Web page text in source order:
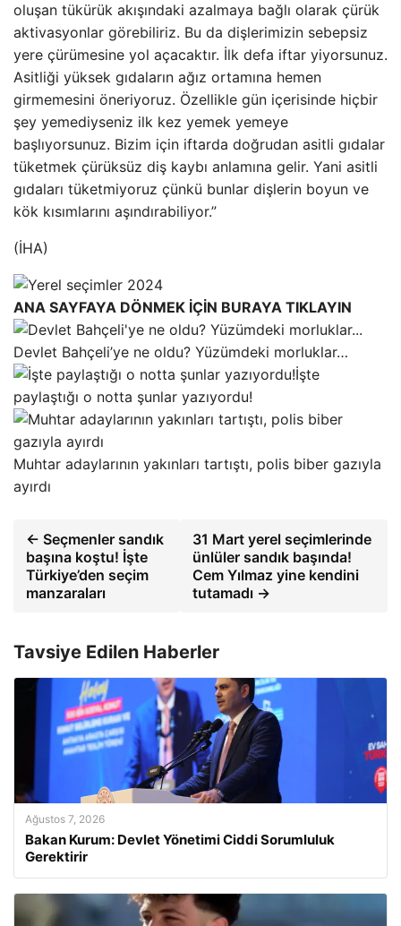
oluşan tükürük akışındaki azalmaya bağlı olarak çürük
aktivasyonlar görebiliriz. Bu da dişlerimizin sebepsiz
yere çürümesine yol açacaktır. İlk defa iftar yiyorsunuz.
Asitliği yüksek gıdaların ağız ortamına hemen
girmemesini öneriyoruz. Özellikle gün içerisinde hiçbir
şey yemediyseniz ilk kez yemek yemeye
başlıyorsunuz. Bizim için iftarda doğrudan asitli gıdalar
tüketmek çürüksüz diş kaybı anlamına gelir. Yani asitli
gıdaları tüketmiyoruz çünkü bunlar dişlerin boyun ve
kök kısımlarını aşındırabiliyor.”
(İHA)
ANA SAYFAYA DÖNMEK İÇİN BURAYA TIKLAYIN
Devlet Bahçeli’ye ne oldu? Yüzümdeki morluklar…
İşte
paylaştığı o notta şunlar yazıyordu!
Muhtar adaylarının yakınları tartıştı, polis biber gazıyla
ayırdı
← Seçmenler sandık
başına koştu! İşte
Türkiye’den seçim
manzaraları
31 Mart yerel seçimlerinde
ünlüler sandık başında!
Cem Yılmaz yine kendini
tutamadı →
Tavsiye Edilen Haberler
Ağustos 7, 2026
Bakan Kurum: Devlet Yönetimi Ciddi Sorumluluk
Gerektirir